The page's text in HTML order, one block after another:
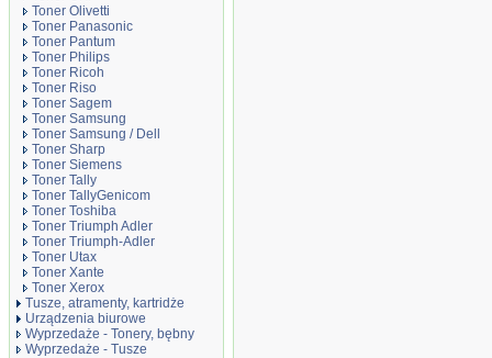
Toner Olivetti
Toner Panasonic
Toner Pantum
Toner Philips
Toner Ricoh
Toner Riso
Toner Sagem
Toner Samsung
Toner Samsung / Dell
Toner Sharp
Toner Siemens
Toner Tally
Toner TallyGenicom
Toner Toshiba
Toner Triumph Adler
Toner Triumph-Adler
Toner Utax
Toner Xante
Toner Xerox
Tusze, atramenty, kartridże
Urządzenia biurowe
Wyprzedaże - Tonery, bębny
Wyprzedaże - Tusze